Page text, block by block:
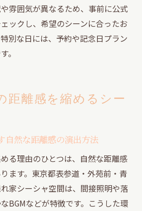
雰囲気が異なるため、事前に公式
ックし、希望のシーンに合ったお
別な日には、予約や記念日プラン
。
距離感を縮めるシー
自然な距離感の演出方法
る理由のひとつは、自然な距離感
ます。東京都表参道・外苑前・青
家シーシャ空間は、間接照明や落
BGMなどが特徴です。こうした環